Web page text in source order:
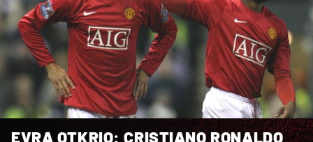
EVRA OTKRIO: CRISTIANO RONALDO